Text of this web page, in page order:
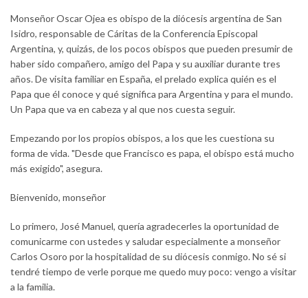
Monseñor Oscar Ojea es obispo de la diócesis argentina de San
Isidro, responsable de Cáritas de la Conferencia Episcopal
Argentina, y, quizás, de los pocos obispos que pueden presumir de
haber sido compañero, amigo del Papa y su auxiliar durante tres
años. De visita familiar en España, el prelado explica quién es el
Papa que él conoce y qué significa para Argentina y para el mundo.
Un Papa que va en cabeza y al que nos cuesta seguir.
Empezando por los propios obispos, a los que les cuestiona su
forma de vida. "Desde que Francisco es papa, el obispo está mucho
más exigido", asegura.
Bienvenido, monseñor
Lo primero, José Manuel, quería agradecerles la oportunidad de
comunicarme con ustedes y saludar especialmente a monseñor
Carlos Osoro por la hospitalidad de su diócesis conmigo. No sé si
tendré tiempo de verle porque me quedo muy poco: vengo a visitar
a la familia.